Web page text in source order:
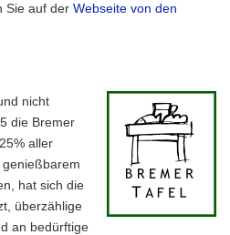
Sie auf der Webseite von den
nicht
die Bremer
aller
hat sich die
überzählige
an bedürftige